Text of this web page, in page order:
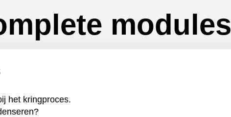
modules
het kringproces.